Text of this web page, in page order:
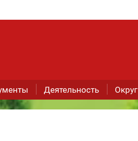
Деятельность Округ